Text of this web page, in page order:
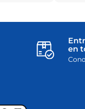
en